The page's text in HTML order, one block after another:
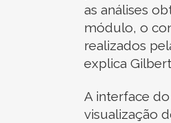
as análises
módulo, o
realizados
explica
A interface
visualização